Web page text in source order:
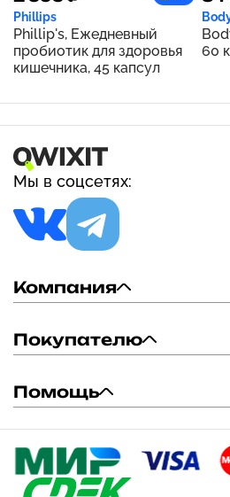
Phillips
Phillip's, Ежедневный
пробиотик для здоровья
кишечника, 45 капсул
60
Мы в соцсетях:
Компания
Покупателю
Помощь